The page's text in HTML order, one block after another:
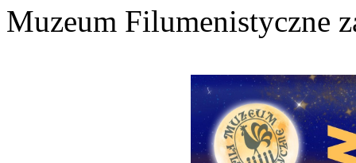
Muzeum Filumenistyczne